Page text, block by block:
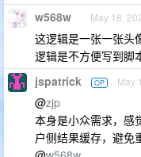
w568w May 18,
这逻辑是一张一张头
逻辑是不方便写到脚
jspatrick OP May
@zjp
本身是小众需求，感
户侧结果缓存，避免